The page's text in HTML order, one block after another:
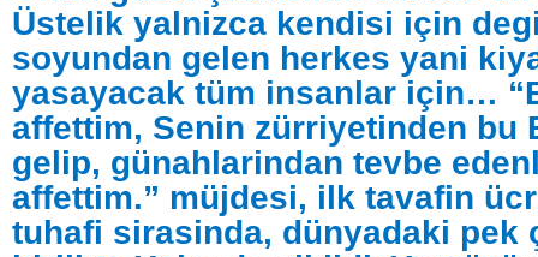
Üstelik yalnizca kendisi için
soyundan gelen herkes yani
yasayacak tüm insanlar için…
affettim, Senin zürriyetinden bu
gelip, günahlarindan tevbe
affettim.” müjdesi, ilk tavafin
tuhafi sirasinda, dünyadaki pek